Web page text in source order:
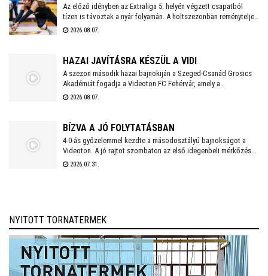
Az előző idényben az Extraliga 5. helyén végzett csapatból
tízen is távoztak a nyár folyamán. A holtszezonban reményteljes
magyar és külföldi fiatalokkal, valamint bolgár válogatott
2026.08.07.
HAZAI JAVÍTÁSRA KÉSZÜL A VIDI
A szezon második hazai bajnokiján a Szeged-Csanád Grosics
Akadémiát fogadja a Videoton FC Fehérvár, amely a
Kazincbarcika elleni vereséget követően szeretne ismét
2026.08.07.
BÍZVA A JÓ FOLYTATÁSBAN
4-0-ás győzelemmel kezdte a másodosztályú bajnokságot a
Videoton. A jó rajtot szombaton az első idegenbeli mérkőzés
követi, a tavaly még NB I-es Kazincbarcika otthonában.
2026.07.31.
NYITOTT TORNATERMEK